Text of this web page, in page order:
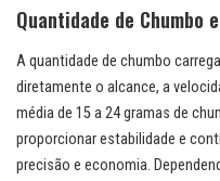
Quantidade de Chumbo
A quantidade de chumbo
diretamente o alcance, a
média de 15 a 24 gramas de
proporcionar estabilidade e
precisão e economia.